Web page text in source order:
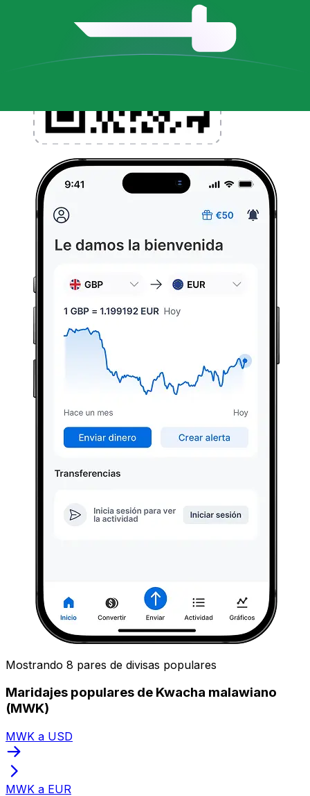
Mostrando 8 pares de divisas populares
Maridajes populares de Kwacha malawiano
(MWK)
MWK a USD
MWK a EUR